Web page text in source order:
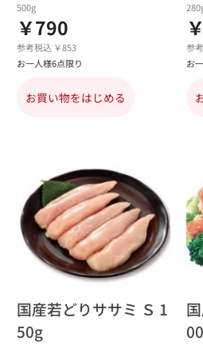
500g
￥790
参考税込 ￥853
お一人様6点限り
お買い物をはじめる
参
お
国産若どりササミ Ｓ 1
50g